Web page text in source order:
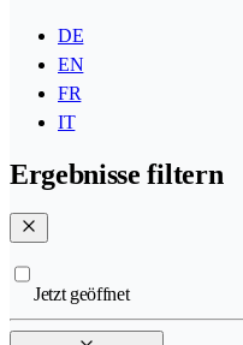
DE
EN
FR
IT
Ergebnisse filtern
Jetzt geöffnet